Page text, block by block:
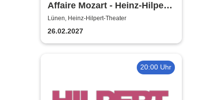
Affaire Mozart - Heinz-Hilpert-
Theater
Lünen, Heinz-Hilpert-Theater
26.02.2027
20:00 Uhr